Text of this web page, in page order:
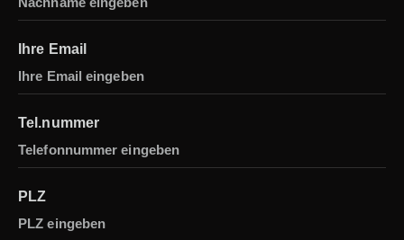
Ihre Email
Tel.nummer
PLZ